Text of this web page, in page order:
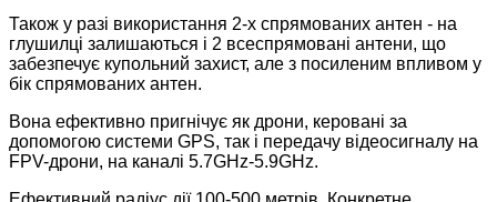
Також у разі використання 2-х спрямованих антен - на
глушилці залишаються і 2 всеспрямовані антени, що
забезпечує купольний захист, але з посиленим впливом у
бік спрямованих антен.
Вона ефективно пригнічує як дрони, керовані за
допомогою системи GPS, так і передачу відеосигналу на
FPV-дрони, на каналі 5.7GHz-5.9GHz.